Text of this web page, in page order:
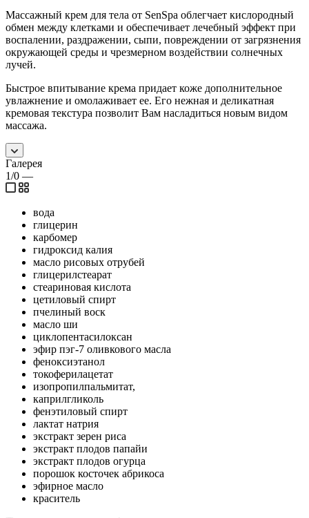
Массажный крем для тела от SenSpa облегчает кислородный
обмен между клетками и обеспечивает лечебный эффект при
воспалении, раздражении, сыпи, повреждении от загрязнения
окружающей среды и чрезмерном воздействии солнечных
лучей.
Быстрое впитывание крема придает коже дополнительное
увлажнение и омолаживает ее. Его нежная и деликатная
кремовая текстура позволит Вам насладиться новым видом
массажа.
Галерея
1/0 —
вода
глицерин
карбомер
гидроксид калия
масло рисовых отрубей
глицерилстеарат
стеариновая кислота
цетиловый спирт
пчелиный воск
масло ши
циклопентасилоксан
эфир пэг-7 оливкового масла
феноксиэтанол
токоферилацетат
изопропилпальмитат,
каприлгликоль
фенэтиловый спирт
лактат натрия
экстракт зерен риса
экстракт плодов папайи
экстракт плодов огурца
порошок косточек абрикоса
эфирное масло
краситель